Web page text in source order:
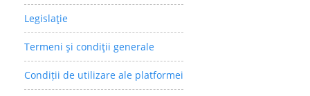
Legislaţie
Termeni şi condiţii generale
Condiții de utilizare ale platformei